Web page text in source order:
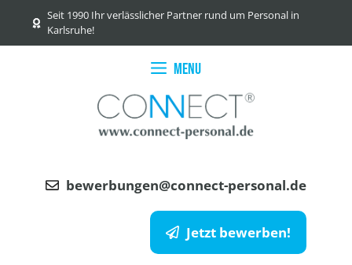
Inhalt
springen
Seit 1990 Ihr verlässlicher Partner rund um Personal in
Karlsruhe!
Menu
bewerbungen@connect-personal.de
Jetzt bewerben!